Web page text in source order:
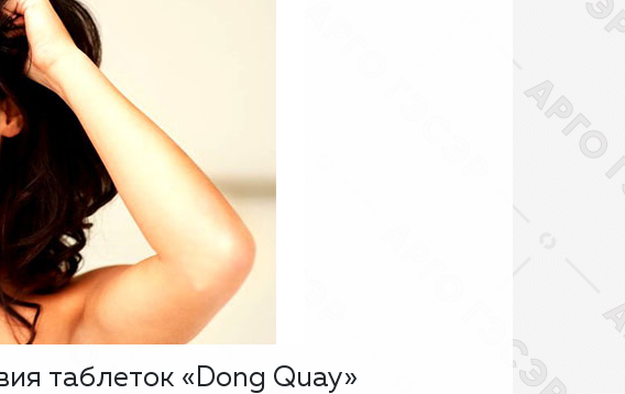
таблеток «Dong Quay»